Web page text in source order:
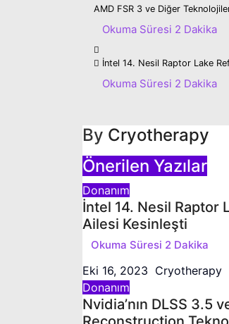
Yazı
gezinmesi
AMD FSR 3 ve Diğer
İntel 14. Nesil Raptor Lake
By Cryotherapy
Önerilen Yazılar
Donanım
İntel 14. Nesil Raptor
Ailesi Kesinleşti
Eki 16, 2023 Cryotherapy
Donanım
Nvidia’nın DLSS 3.5